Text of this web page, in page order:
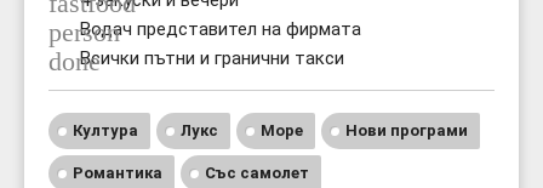
person
Водач представител на фирмата
doneВсички пътни и гранични такси
Култура Лукс Море Нови програми
Романтика Със самолет